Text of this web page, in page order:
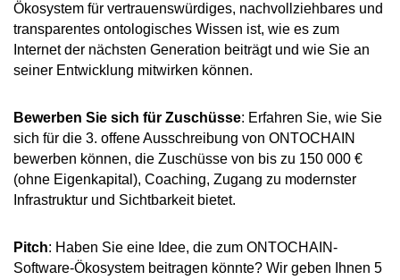
Ökosystem für vertrauenswürdiges, nachvollziehbares und
transparentes ontologisches Wissen ist, wie es zum
Internet der nächsten Generation beiträgt und wie Sie an
seiner Entwicklung mitwirken können.
Bewerben Sie sich für Zuschüsse: Erfahren Sie, wie Sie
sich für die 3. offene Ausschreibung von ONTOCHAIN
bewerben können, die Zuschüsse von bis zu 150 000 €
(ohne Eigenkapital), Coaching, Zugang zu modernster
Infrastruktur und Sichtbarkeit bietet.
Pitch: Haben Sie eine Idee, die zum ONTOCHAIN-
Software-Ökosystem beitragen könnte? Wir geben Ihnen 5